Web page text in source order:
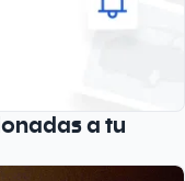
a tu